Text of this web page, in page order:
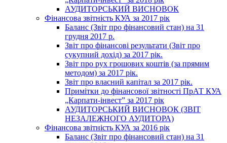
АУДИТОРСЬКИЙ ВИСНОВОК
Фінансова звітність КУА за 2017 рік
Баланс (Звіт про фінансовий стан) на 31
грудня 2017 р.
Звіт про фінансові результати (Звіт про
сукупний дохід) за 2017 рік.
Звіт про рух грошових коштів (за прямим
методом) за 2017 рік.
Звіт про власний капітал за 2017 рік.
Примітки до фінансової звітності ПрАТ КУА
„Карпати-інвест” за 2017 рік
АУДИТОРСЬКИЙ ВИСНОВОК (ЗВІТ
НЕЗАЛЕЖНОГО АУДИТОРА)
Фінансова звітність КУА за 2016 рік
Баланс (Звіт про фінансовий стан) на 31